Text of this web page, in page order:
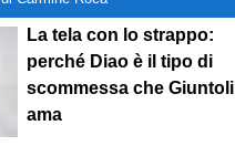
La tela con lo strappo:
perché Diao è il tipo di
scommessa che Giuntoli
ama